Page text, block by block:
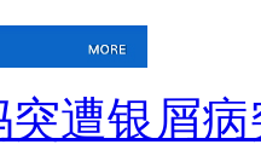
遭银屑